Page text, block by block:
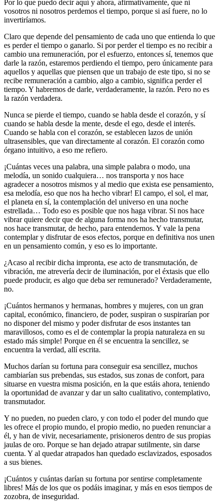
Por lo que puedo decir aquí y ahora, afirmativamente, que ni
vosotros ni nosotros perdemos el tiempo, porque si así fuere, no lo
invertiríamos.
Claro que depende del pensamiento de cada uno que entienda lo que
es perder el tiempo o ganarlo. Si por perder el tiempo es no recibir a
cambio una remuneración, por el esfuerzo, entonces sí, tenemos que
darle la razón, estaremos perdiendo el tiempo, pero únicamente para
aquellos y aquellas que piensen que un trabajo de este tipo, si no se
recibe remuneración a cambio, algo a cambio, significa perder el
tiempo. Y habremos de darle, verdaderamente, la razón. Pero no es
la razón verdadera.
Nunca se pierde el tiempo, cuando se habla desde el corazón, y sí
cuando se habla desde la mente, desde el ego, desde el interés.
Cuando se habla con el corazón, se establecen lazos de unión
ultrasensibles, que van directamente al corazón. El corazón como
órgano intuitivo, a eso me refiero.
¡Cuántas veces una palabra, una simple palabra o modo, una
melodía, un sonido cualquiera… nos transporta y nos hace
agradecer a nosotros mismos y al medio que exista ese pensamiento,
esa melodía, eso que nos ha hecho vibrar! El campo, el sol, el mar,
el planeta en sí, la contemplación del universo en una noche
estrellada… Todo eso es posible que nos haga vibrar. Si nos hace
vibrar quiere decir que de alguna forma nos ha hecho transmutar,
nos hace transmutar, de hecho, para entendernos. Y vale la pena
contemplar y disfrutar de esos efectos, porque en definitiva nos unen
en un pensamiento común, y eso es lo importante.
¿Acaso al recibir dicha impronta, ese acto de transmutación, de
vibración, me atrevería decir de iluminación, por el éxtasis que ello
puede producir, es algo que deba ser remunerado? Verdaderamente,
no.
¡Cuántos hermanos y hermanas, hombres y mujeres, con un gran
capital, económico, financiero, de poder, suspiran o suspirarían por
no disponer del mismo y poder disfrutar de esos instantes tan
maravillosos, como es el de contemplar la propia naturaleza en su
estado más simple! Porque en él se encuentra la sencillez, se
encuentra la verdad, allí escrita.
Muchos darían su fortuna para conseguir esa sencillez, muchos
cambiarían sus prebendas, sus estados, sus zonas de confort, para
situarse en vuestra misma posición, en la que estáis ahora, teniendo
la oportunidad de avanzar y dar un salto cualitativo, contemplativo,
transmutador.
Y no pueden, no pueden claro, y con todo el poder del mundo que
les ofrece el propio mundo, el propio medio, no pueden renunciar a
él, y han de vivir, necesariamente, prisioneros dentro de sus propias
jaulas de oro. Porque se han dejado atrapar sutilmente, sin darse
cuenta. Y al quedar atrapados han quedado esclavizados, esposados
a sus bienes.
¡Cuántos y cuántas darían su fortuna por sentirse completamente
libres! Más de los que os podáis imaginar, y más en esos tiempos de
zozobra, de inseguridad.